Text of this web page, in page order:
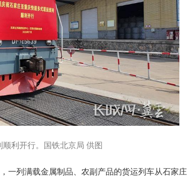
利开行。国铁北京局 供图
，一列满载金属制品、农副产品的货运列车从石家庄